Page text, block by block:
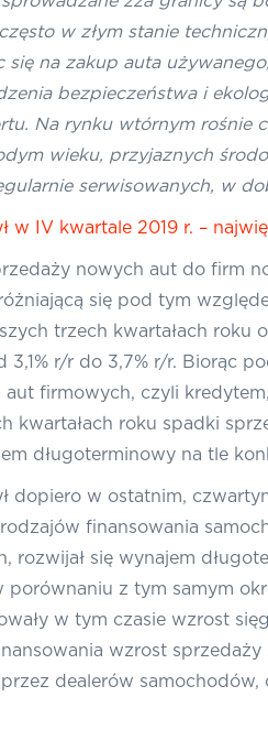
w złym stanie
się na zakup auta
bezpieczeństwa i
Na rynku wtórnym rośnie
wieku, przyjaznych
serwisowanych, w
w IV kwartale 2019 r. –
nowych aut do firm
się pod tym
trzech kwartałach
3,1% r/r do 3,7% r/r. Biorąc
firmowych, czyli
kwartałach roku spadki
długoterminowy na tle
dopiero w ostatnim,
finansowania
rozwijał się wynajem
z tym samym
w tym czasie wzrost
wzrost
dealerów